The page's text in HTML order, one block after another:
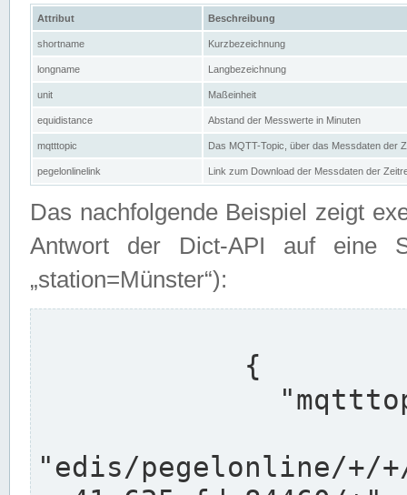
Attribut Beschreibung
shortname Kurzbezeichnung
longname Langbezeichnung
unit Maßeinheit
equidistance Abstand der Messwerte in Minuten
mqtttopic Das MQTT-Topic, über das Messdaten der
pegelonlinelink Link zum Download der Messdaten der
Das nachfolgende Beispiel zeigt
Antwort der Dict-API auf eine
„station=Münster“):
"edis/pegelonline/+/